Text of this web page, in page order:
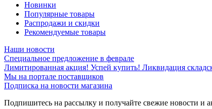
Новинки
Популярные товары
Распродажи и скидки
Рекомендуемые товары
Наши новости
Специальное предложение в феврале
Лимитированная акция! Успей купить! Ликвидация
Мы на портале поставщиков
Подписка на новости магазина
Подпишитесь на рассылку и получайте свежие новости и